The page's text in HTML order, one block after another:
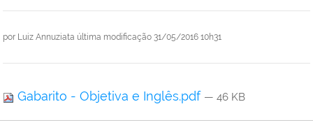
por Luiz Annuziata última modificação 31/05/2016 10h31
Gabarito - Objetiva e Inglês.pdf — 46 KB